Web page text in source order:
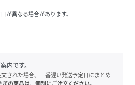
が異なる場合があります。
内です。
された場合、一番遅い発送予定日にまとめ
ぎの商品は、個別にご注文ください。